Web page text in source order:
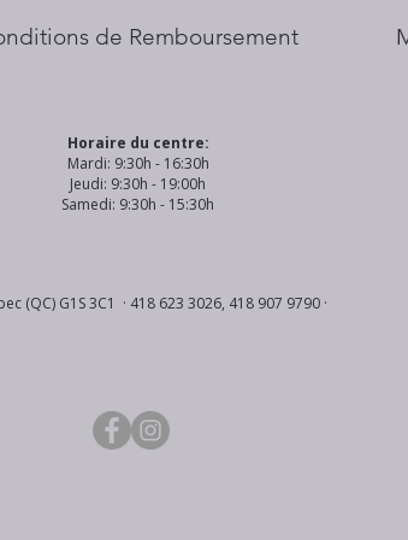
de Remboursement
Horaire du centre:
Mardi: 9:30h - 16:30h
Jeudi: 9:30h - 19:00h
Samedi: 9:30h - 15:30h
(QC) G1S 3C1 · 418 623 3026, 418 907 9790 ·